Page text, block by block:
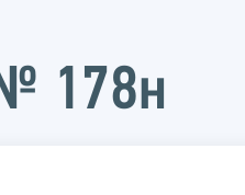
178н